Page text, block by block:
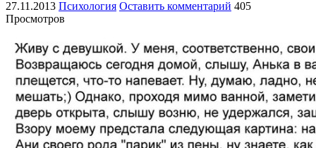
27.11.2013 Психология Оставить комментарий 405
Просмотров